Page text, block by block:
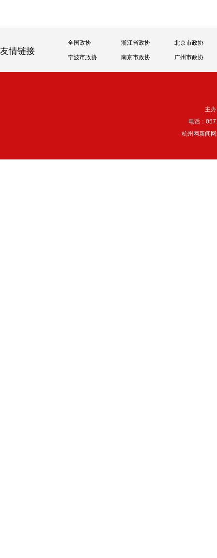
友情链接
全国政协 浙江省政协 北京市政协
宁波市政协 南京市政协 广州市政协
主
电话：
杭州网新闻